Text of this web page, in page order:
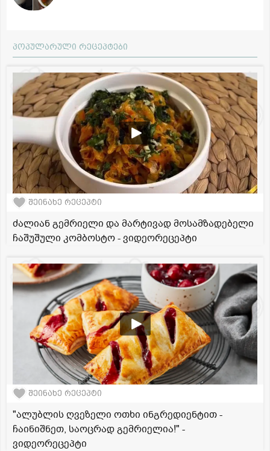
პოპულარული რეცეპტები
შეინახე რეცეპტი
ძალიან გემრიელი და მარტივად მოსამზადებელი
ჩაშუშული კომბოსტო - ვიდეორეცეპტი
შეინახე რეცეპტი
"ალუბლის ღვეზელი ოთხი ინგრედიენტით -
ჩაინიშნეთ, საოცრად გემრიელია!" -
ვიდეორეცეპტი